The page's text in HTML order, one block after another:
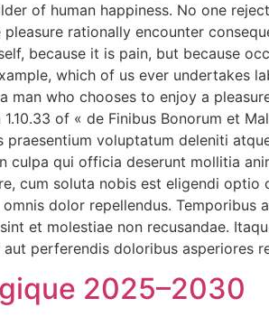
of human happiness. No one
rationally encounter
because it is pain, but because
which of us ever undertakes
who chooses to enjoy a
of « de Finibus Bonorum et
voluptatum deleniti
qui officia deserunt mollitia
cum soluta nobis est eligendi optio
dolor repellendus.
et molestiae non recusandae.
perferendis doloribus asperiores
2025–2030